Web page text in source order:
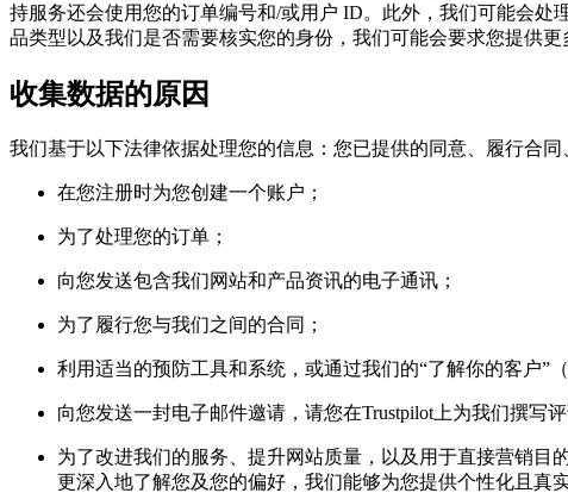
持服务还会使用您的订单编号和/或用户 ID。此外，我们可能会处
品类型以及我们是否需要核实您的身份，我们可能会要求您提供
收集数据的原因
我们基于以下法律依据处理您的信息：您已提供的同意、履行合
在您注册时为您创建一个账户；
为了处理您的订单；
向您发送包含我们网站和产品资讯的电子通讯；
为了履行您与我们之间的合同；
利用适当的预防工具和系统，或通过我们的“了解你的客户”
向您发送一封电子邮件邀请，请您在Trustpilot上为我们撰写评
为了改进我们的服务、提升网站质量，以及用于直接营销
更深入地了解您及您的偏好，我们能够为您提供个性化且真